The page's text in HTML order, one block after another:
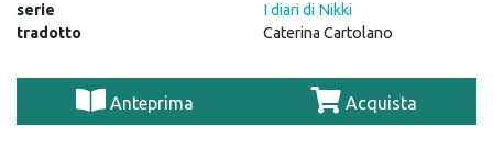
serie
I diari di Nikki
tradotto
Caterina Cartolano
Anteprima Acquista